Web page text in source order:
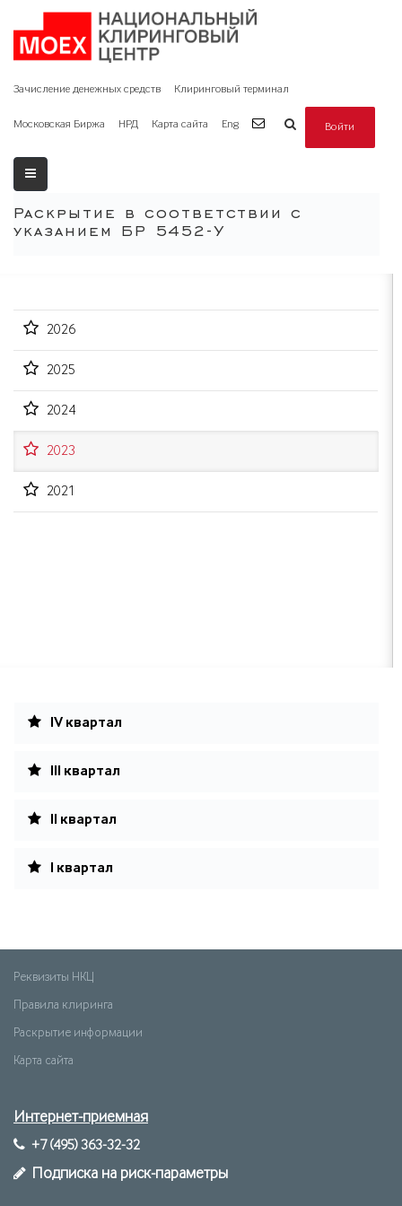
Зачисление денежных средств Клиринговый терминал
Московская Биржа НРД Карта сайта Eng Войти
Раскрытие в соответствии с
указанием БР 5452-У
2026
2025
2024
2023
2021
IV квартал
III квартал
II квартал
I квартал
Реквизиты НКЦ
Правила клиринга
Раскрытие информации
Карта сайта
Интернет-приемная
+7 (495) 363-32-32
Подписка на риск-параметры